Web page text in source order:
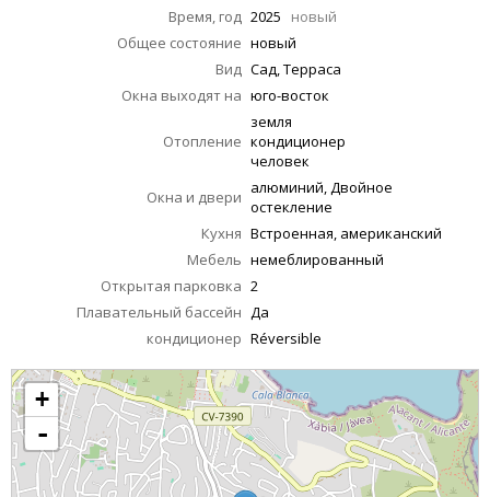
Время, год 2025 новый
Общее состояние новый
Вид Сад, Терраса
Окна выходят на юго-восток
Отопление
земля
кондиционер
человек
Окна и двери алюминий, Двойное
остекление
Кухня Встроенная, американский
Мебель немеблированный
Открытая парковка 2
Плавательный бассейн Да
кондиционер Réversible
+
-